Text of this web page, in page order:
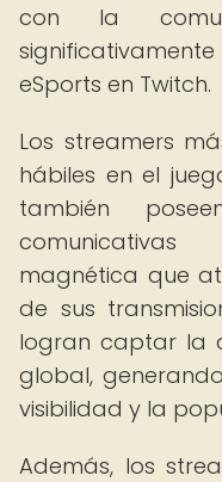
con la
eSports en Twitch.
Los streamers
hábiles en el
también
magnética que
de sus
logran captar la
global,
visibilidad y la
Además, los